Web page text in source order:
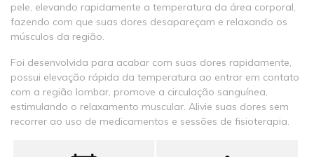
pele, elevando rapidamente a temperatura da área corporal,
fazendo com que suas dores desapareçam e relaxando os
músculos da região.
Foi desenvolvida para acabar com suas dores rapidamente,
possui elevação rápida da temperatura ao entrar em contato
com a região lombar, promove a circulação sanguínea,
estimulando o relaxamento muscular. Alivie suas dores sem
recorrer ao uso de medicamentos e sessões de fisioterapia.